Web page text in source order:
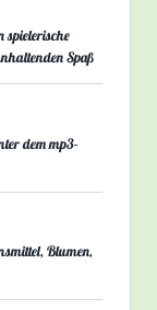
spielerische
Spaß
dem mp3-
Blumen,